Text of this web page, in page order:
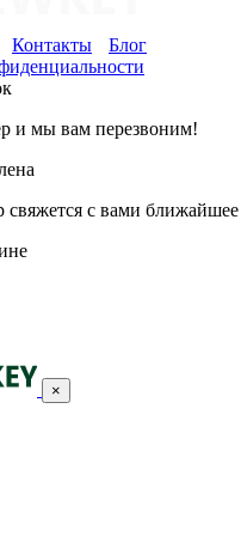
Контакты
Блог
и мы вам перезвоним!
с вами ближайшее
×